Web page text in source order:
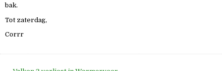
bak.
Tot zaterdag,
Corrr